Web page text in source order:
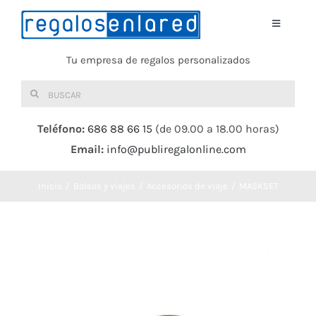
Saltar
Toggle
Tu empresa de regalos personalizados
Buscar:
Teléfono: 686 88 66 15 (de 09.00 a 18.00 horas)
Email: info@publiregalonline.com